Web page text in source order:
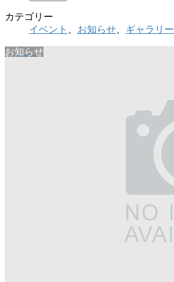
カテゴリー
イベント
お知らせ ギャラリー
お知らせ